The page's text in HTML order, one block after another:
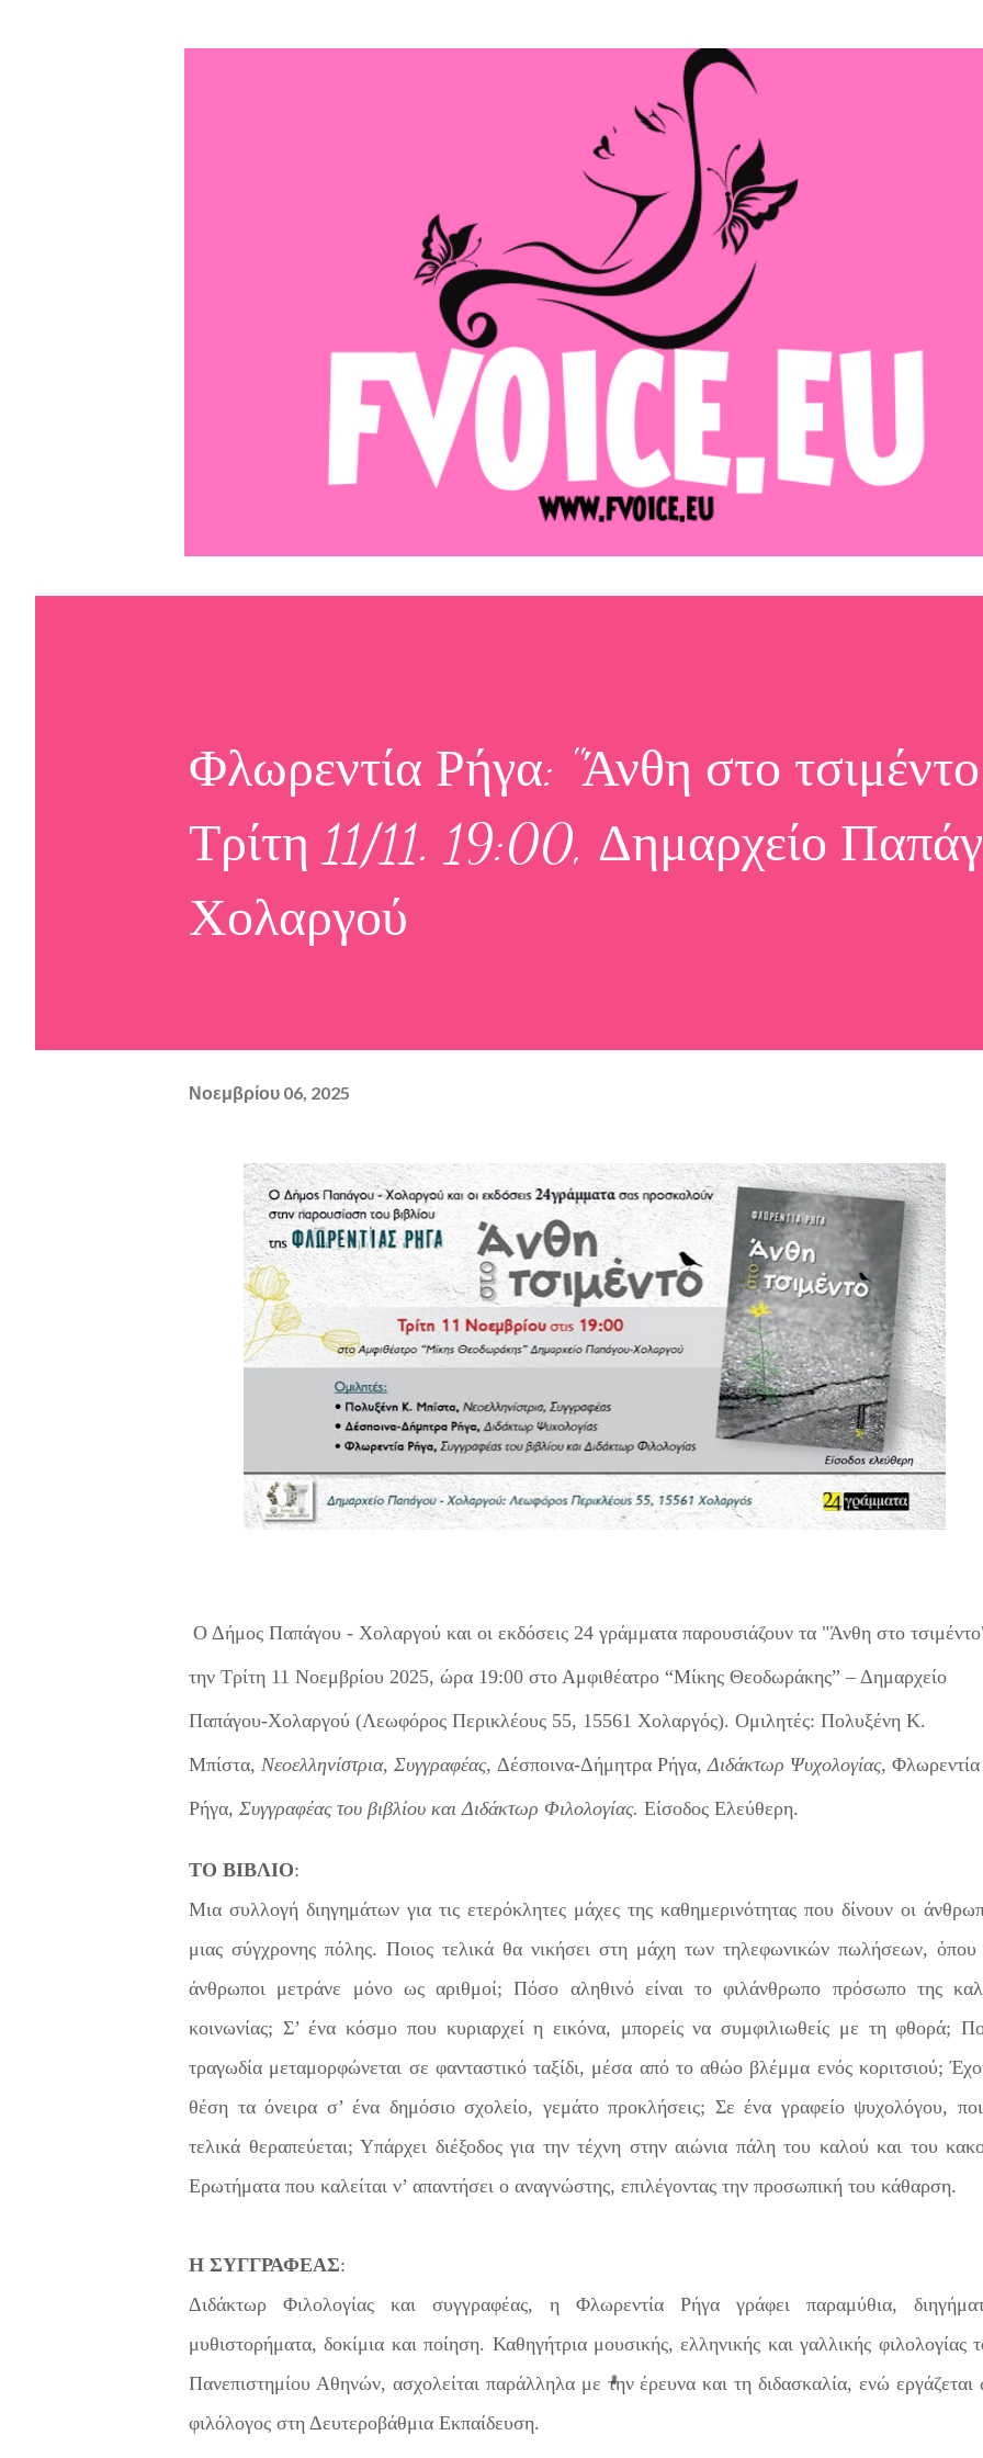
Φλωρεντία Ρήγα: "Άνθη στο
Τρίτη 11/11. 19:00, Δημαρχείο
Χολαργού
Νοεμβρίου 06, 2025
Ο Δήμος Παπάγου - Χολαργού και οι εκδόσεις 24 γράμματα παρουσιάζουν τα "Άνθη στο
την Τρίτη 11 Νοεμβρίου 2025, ώρα 19:00 στο Αμφιθέατρο “Μίκης Θεοδωράκης” – Δημαρχείο
Παπάγου-Χολαργού (Λεωφόρος Περικλέους 55, 15561 Χολαργός). Ομιλητές: Πολυξένη Κ.
Μπίστα, Νεοελληνίστρια, Συγγραφέας, Δέσποινα-Δήμητρα Ρήγα,Διδάκτωρ Ψυχολογίας, Φλωρεντία
Ρήγα, Συγγραφέας του βιβλίου και Διδάκτωρ Φιλολογίας. Είσοδος Ελεύθερη.
ΤΟ ΒΙΒΛΙΟ:
Μια συλλογή διηγημάτων για τις ετερόκλητες μάχες της καθημερινότητας που δίνουν οι
μιας σύγχρονης πόλης. Ποιος τελικά θα νικήσει στη μάχη των τηλεφωνικών πωλήσεων, όπου
άνθρωποι μετράνε μόνο ως αριθμοί; Πόσο αληθινό είναι το φιλάνθρωπο πρόσωπο της
κοινωνίας; Σ’ ένα κόσμο που κυριαρχεί η εικόνα, μπορείς να συμφιλιωθείς με τη φθορά;
τραγωδία μεταμορφώνεται σε φανταστικό ταξίδι, μέσα από το αθώο βλέμμα ενός κοριτσιού;
θέση τα όνειρα σ’ ένα δημόσιο σχολείο, γεμάτο προκλήσεις; Σε ένα γραφείο ψυχολόγου,
τελικά θεραπεύεται; Υπάρχει διέξοδος για την τέχνη στην αιώνια πάλη του καλού και του
Ερωτήματα που καλείται ν’ απαντήσει ο αναγνώστης, επιλέγοντας την προσωπική του κάθαρση.
Η ΣΥΓΓΡΑΦΕΑΣ:
Διδάκτωρ Φιλολογίας και συγγραφέας, η Φλωρεντία Ρήγα γράφει παραμύθια,
μυθιστορήματα, δοκίμια και ποίηση. Καθηγήτρια μουσικής, ελληνικής και γαλλικής φιλολογίας
Πανεπιστημίου Αθηνών, ασχολείται παράλληλα με την έρευνα και τη διδασκαλία, ενώ εργάζεται
φιλόλογος στη Δευτεροβάθμια Εκπαίδευση.